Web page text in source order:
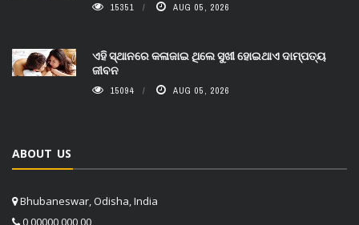
15351 AUG 05, 2026
ଏହି ସ୍ଥାନରେ କଳାଜାଇ ଥିଲେ ସୁଖୀ ହୋଇଥାଏ ଦାମ୍ପତ୍ୟ
ଜୀବନ
15094 AUG 05, 2026
ABOUT US
Bhubaneswar, Odisha, India
0 00000 000 00